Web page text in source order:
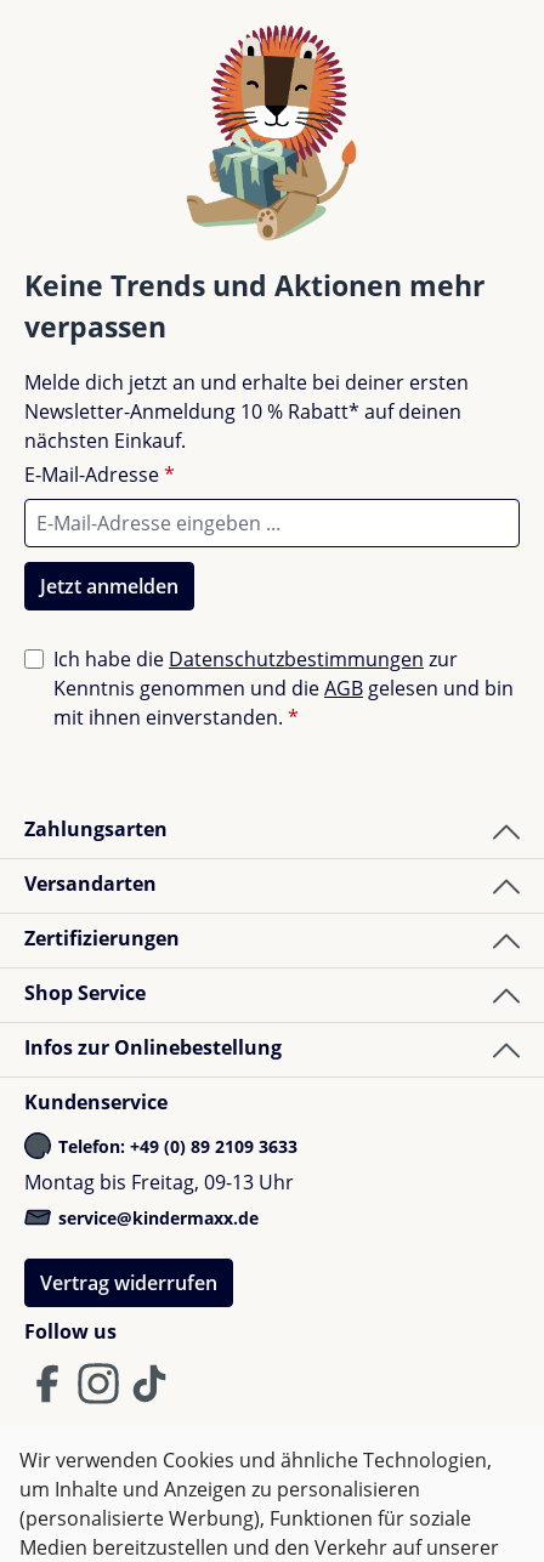
Keine Trends und Aktionen mehr
verpassen
Melde dich jetzt an und erhalte bei deiner ersten
Newsletter-Anmeldung 10 % Rabatt* auf deinen
nächsten Einkauf.
E-Mail-Adresse*
Jetzt anmelden
Ich habe die Datenschutzbestimmungen zur
Kenntnis genommen und dieAGB gelesen und bin
mit ihnen einverstanden. *
Zahlungsarten
Versandarten
Zertifizierungen
Follow us
Shop Service
Infos zur Onlinebestellung
Kundenservice
Telefon: +49 (0) 89 2109 3633
Montag bis Freitag, 09-13 Uhr
service@kindermaxx.de
Vertrag widerrufen
AGB Impressum
Datenschutz
Widerrufsrecht
Wir verwenden Cookies und ähnliche Technologien,
um Inhalte und Anzeigen zu personalisieren
(personalisierte Werbung), Funktionen für soziale
Medien bereitzustellen und den Verkehr auf unserer